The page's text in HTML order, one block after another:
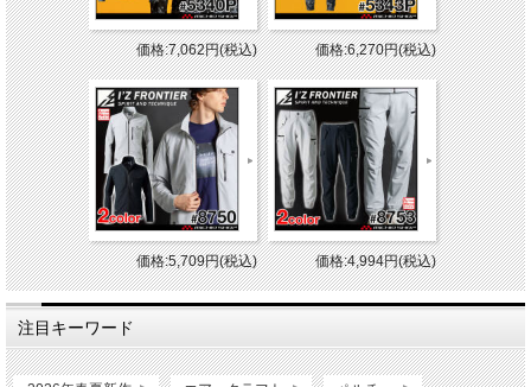
価格:7,062円(税込) 価格:6,270円(税込)
価格:5,709円(税込) 価格:4,994円(税込)
注目キーワード